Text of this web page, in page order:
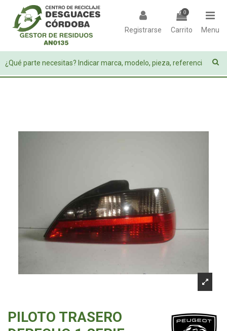
Registrarse
0
Carrito Menu
PILOTO TRASERO